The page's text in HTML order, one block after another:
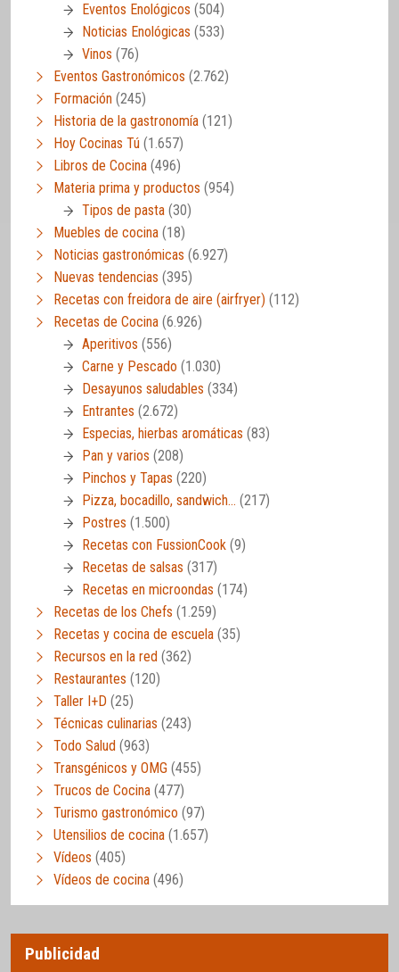
Eventos Enológicos (504)
Noticias Enológicas (533)
Vinos (76)
Eventos Gastronómicos (2.762)
Formación (245)
Historia de la gastronomía (121)
Hoy Cocinas Tú (1.657)
Libros de Cocina (496)
Materia prima y productos (954)
Tipos de pasta (30)
Muebles de cocina (18)
Noticias gastronómicas (6.927)
Nuevas tendencias (395)
Recetas con freidora de aire (airfryer) (112)
Recetas de Cocina (6.926)
Aperitivos (556)
Carne y Pescado (1.030)
Desayunos saludables (334)
Entrantes (2.672)
Especias, hierbas aromáticas (83)
Pan y varios (208)
Pinchos y Tapas (220)
Pizza, bocadillo, sandwich… (217)
Postres (1.500)
Recetas con FussionCook (9)
Recetas de salsas (317)
Recetas en microondas (174)
Recetas de los Chefs (1.259)
Recetas y cocina de escuela (35)
Recursos en la red (362)
Restaurantes (120)
Taller I+D (25)
Técnicas culinarias (243)
Todo Salud (963)
Transgénicos y OMG (455)
Trucos de Cocina (477)
Turismo gastronómico (97)
Utensilios de cocina (1.657)
Vídeos (405)
Vídeos de cocina (496)
Publicidad